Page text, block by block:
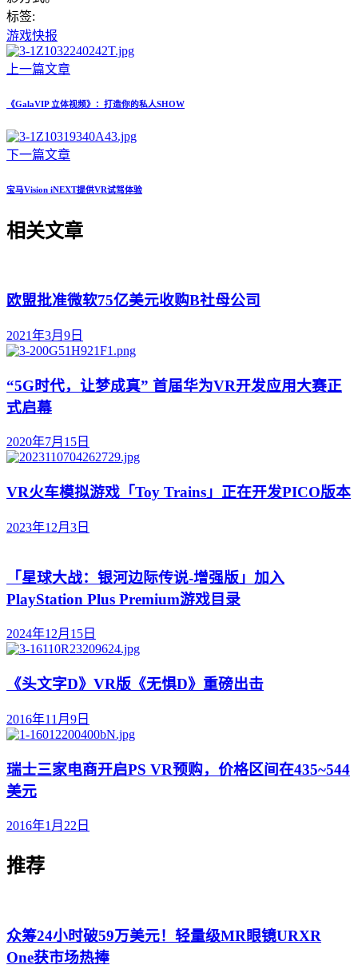
标签:
游戏快报
上一篇文章
《GalaVIP 立体视频》：打造你的私人SHOW
下一篇文章
宝马Vision iNEXT提供VR试驾体验
相关文章
欧盟批准微软75亿美元收购B社母公司
2021年3月9日
“5G时代，让梦成真” 首届华为VR开发应用大赛正
式启幕
2020年7月15日
VR火车模拟游戏「Toy Trains」正在开发PICO版本
2023年12月3日
「星球大战：银河边际传说-增强版」加入
PlayStation Plus Premium游戏目录
2024年12月15日
《头文字D》VR版《无惧D》重磅出击
2016年11月9日
瑞士三家电商开启PS VR预购，价格区间在435~544
美元
2016年1月22日
推荐
众筹24小时破59万美元！轻量级MR眼镜URXR
One获市场热捧